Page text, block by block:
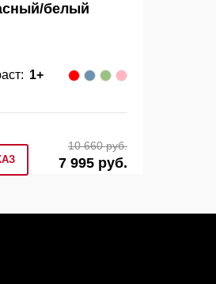
белый
1+
10 660 руб.
7 995 руб.